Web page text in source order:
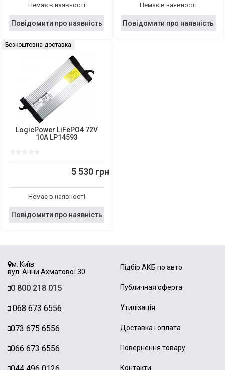
Немає в наявності
Повідомити про наявність
Немає в наявності
Повідомити про наявність
Безкоштовна доставка
LogicPower LiFePO4 72V
10A LP14593
5 530 грн
Немає в наявності
Повідомити про наявність
м. Київ
вул. Анни Ахматової 30
0 800 218 015
068 673 6556
073 675 6556
066 673 6556
Підбір АКБ по авто
Публичная оферта
Утилізація
Доставка і оплата
Повернення товару
Контакти